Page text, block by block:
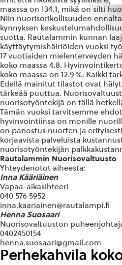
maassa on 134.1, mikä on silti
Niin nuorisorikollisuuden
kynnyksen
suotta. Rautalammin kunnan
käyttäytymishäiriöiden vuoksi
17 vuotiaiden mielenterveyden
koko maassa 4.8.
koko maassa on 12.9%. Kaikki
Edellä mainitut tilastot ovat
tärkeää puuttua.
nuorisotyöntekijä on tällä
Tämän vuoksi tarvitsemme
hyvinvointiinsa on monille
on panostus nuorten ja
korjaavista palveluista
nuorisotyöntekijän
Rautalammin Nuorisovaltuusto
Yhteydenotot aiheesta:
Inna Kääriäinen
Vapaa-aikasihteeri
040 576 5952
inna.kaariainen@rautalampi.fi
Henna Suosaari
Nuorisovaltuuston
0402450154
henna.suosaari@gmail.com
Perhekahvila